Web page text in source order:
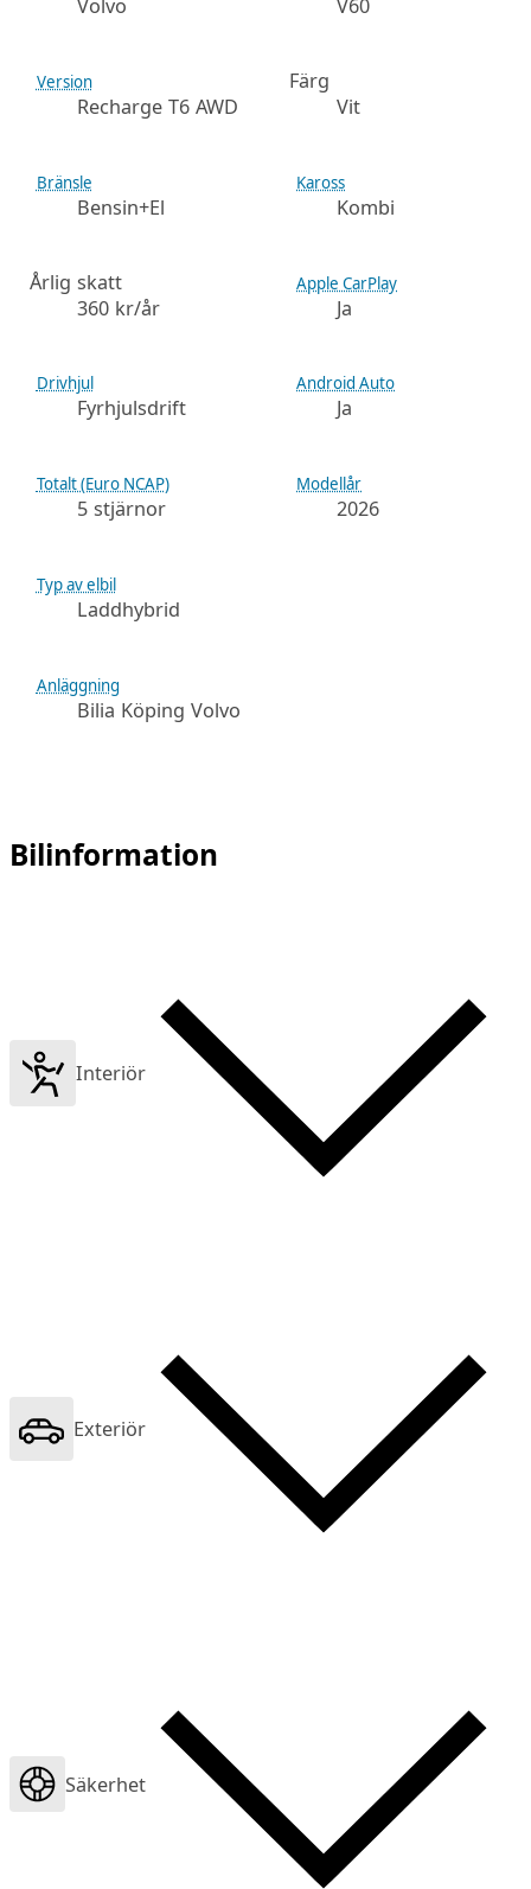
Volvo V60
Version
Recharge T6 AWD
Färg
Vit
Bränsle
Bensin+El
Kaross
Kombi
Årlig skatt
360 kr/år
Apple CarPlay
Ja
Drivhjul
Fyrhjulsdrift
Android Auto
Ja
Totalt (Euro NCAP)
5 stjärnor
Modellår
2026
Typ av elbil
Laddhybrid
Anläggning
Bilia Köping Volvo
Bilinformation
Interiör
Exteriör
Säkerhet